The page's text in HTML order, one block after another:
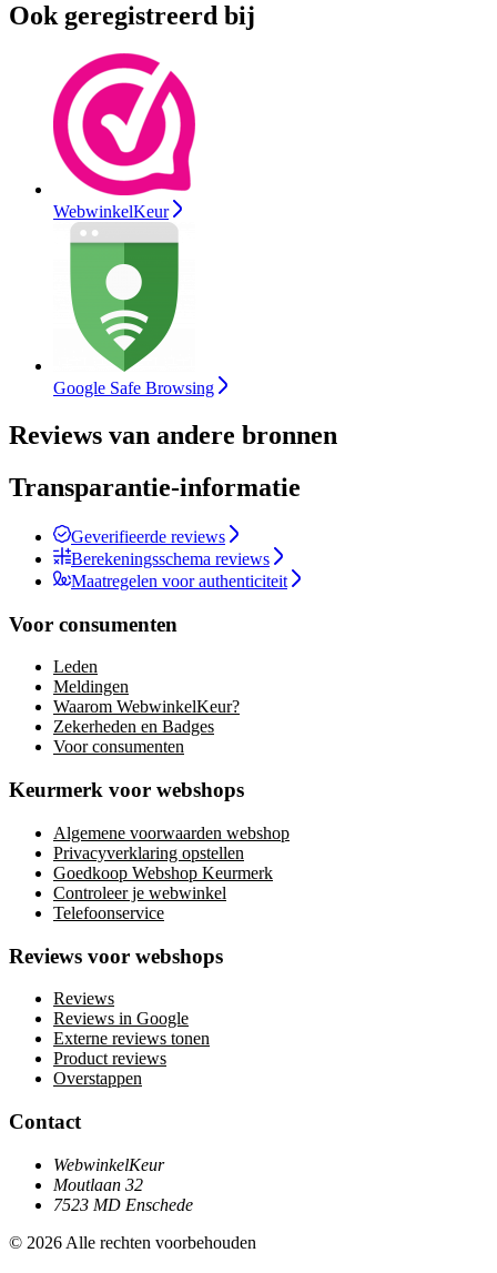
Ook geregistreerd bij
WebwinkelKeur
Google Safe Browsing
Reviews van andere bronnen
Transparantie-informatie
Geverifieerde reviews
Berekeningsschema reviews
Maatregelen voor authenticiteit
Voor consumenten
Leden
Meldingen
Waarom WebwinkelKeur?
Zekerheden en Badges
Voor consumenten
Keurmerk voor webshops
Algemene voorwaarden webshop
Privacyverklaring opstellen
Goedkoop Webshop Keurmerk
Controleer je webwinkel
Telefoonservice
Reviews voor webshops
Reviews
Reviews in Google
Externe reviews tonen
Product reviews
Overstappen
Contact
WebwinkelKeur
Moutlaan 32
7523 MD Enschede
© 2026 Alle rechten voorbehouden